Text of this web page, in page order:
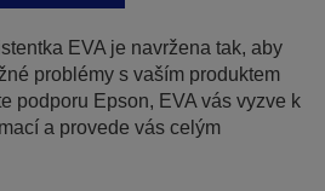
EVA je navržena tak, aby
problémy s vaším produktem
podporu Epson, EVA vás vyzve k
a provede vás celým